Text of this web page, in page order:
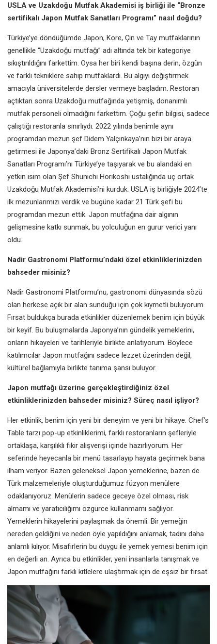
USLA ve Uzakdoğu Mutfak Akademisi iş birliği ile “Bronze
sertifikalı Japon Mutfak Sanatları Programı” nasıl doğdu?
Türkiye’ye döndüğümde Japon, Kore, Çin ve Tay mutfaklarının
genellikle “Uzakdoğu mutfağı” adı altında tek bir kategoriye
sıkıştırıldığını farkettim. Oysa her biri kendi başına derin, özgün
ve farklı tekniklere sahip mutfaklardı. Bu algıyı değiştirmek
amacıyla üniversitelerde dersler vermeye başladım. Restoran
açtıktan sonra Uzakdoğu mutfağında yetişmiş, donanımlı
mutfak personeli olmadığını farkettim. Çoğu şefin bilgisi, sadece
çalıştığı restoranla sınırlıydı. 2022 yılında benimle aynı
programdan mezun şef Didem Yalçınkaya’nın bizi bir araya
getirmesi ile Japonya’daki Bronz Sertifikalı Japon Mutfak
Sanatları Programı’nı Türkiye’ye taşıyarak ve bu alandaki en
yetkin isim olan Şef Shunichi Horikoshi ustalığında üç ortak
Uzakdoğu Mutfak Akademisi’ni kurduk. USLA iş birliğiyle 2024’te
ilk mezunlarımızı verdik ve bugüne kadar 21 Türk şefi bu
programdan mezun ettik. Japon mutfağına dair algının
gelişmesine katkı sunmak, bu yolculuğun en gurur verici yanı
oldu.
Nadir Gastronomi Platformu’ndaki özel etkinliklerinizden
bahseder misiniz?
Nadir Gastronomi Platformu’nu, gastronomi dünyasında sözü
olan herkese açık bir alan sunduğu için çok kıymetli buluyorum.
Fırsat buldukça burada etkinlikler düzenlemek benim için büyük
bir keyif. Bu buluşmalarda Japonya’nın gündelik yemeklerini,
onların hikayeleri ve tarihleriyle birlikte anlatıyorum. Böylece
katılımcılar Japon mutfağını sadece lezzet üzerinden değil,
kültürel bağlamıyla birlikte tanıma şansı buluyor.
Japon mutfağı üzerine gerçekleştirdiğiniz özel
etkinliklerinizden bahseder misiniz? Süreç nasıl işliyor?
Her etkinlik, benim için yeni bir deneyim ve yeni bir hikaye. Chef’s
Table tarzı pop-up etkinliklerimi, farklı restoranların şefleriyle
ortaklaşa, karşılıklı fikir alışverişi içinde hazırlıyorum. Her
seferinde heyecanla bir menü tasarlayıp hayata geçirmek bana
ilham veriyor. Bazen geleneksel Japon yemeklerine, bazen de
Türk malzemeleriyle oluşturduğumuz füzyon menülere
odaklanıyoruz. Menülerin sadece geceye özel olması, risk
almamı ve yaratıcılığımı özgürce kullanmamı sağlıyor.
Yemeklerin hikayelerini paylaşmak da önemli. Bir yemeğin
nereden geldiğini ve neden öyle yapıldığını anlamak, tadını daha
anlamlı kılıyor. Misafirlerin bu duygu ile yemek yemesi benim için
en değerli an. Ayrıca bu etkinlikler, yeni insanlarla tanışmak ve
Japon mutfağını farklı kitlelere ulaştırmak için de eşsiz bir fırsat.